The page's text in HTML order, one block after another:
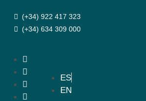
(+34) 922 417 323
(+34) 634 309 000
ES
EN